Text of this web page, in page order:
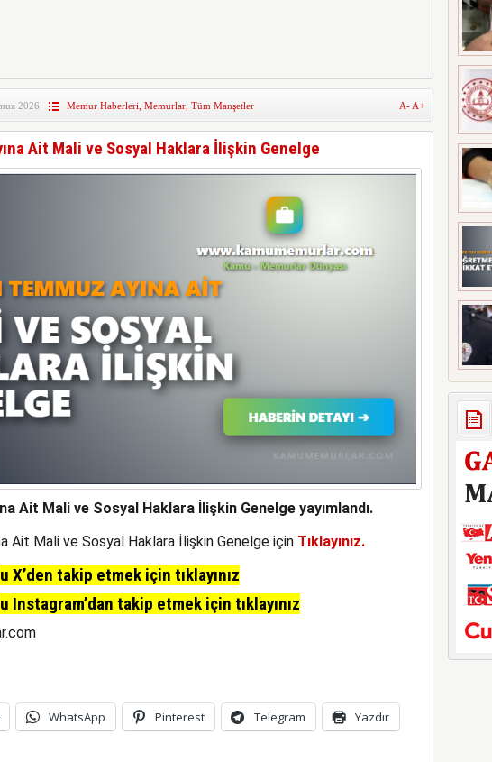
2026 Memur Haberleri Memurlar, Tüm Manşetler A- A+
Ait Mali ve Sosyal Haklara İlişkin Genelge
Ait Mali ve Sosyal Haklara İlişkin Genelge yayımlandı.
Ait Mali ve Sosyal Haklara İlişkin Genelge için Tıklayınız.
X’den takip etmek için tıklayınız
Instagram’dan takip etmek için tıklayınız
WhatsApp Pinterest Telegram Yazdır